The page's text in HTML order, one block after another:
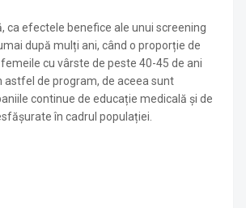
ca efectele benefice ale unui screening
după mulți ani, când o proporție de
cu vârste de peste 40-45 de ani
astfel de program, de aceea sunt
continue de educație medicală și de
în cadrul populației.